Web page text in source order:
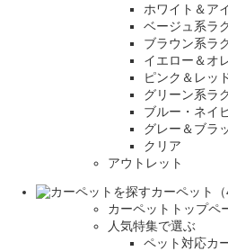
ホワイト＆ア
ベージュ系ラ
ブラウン系ラ
イエロー＆オ
ピンク＆レッ
グリーン系ラ
ブルー・ネイ
グレー＆ブラ
クリア
アウトレット
カーペット（
カーペットトップペ
人気特集で選ぶ
ペット対応カ